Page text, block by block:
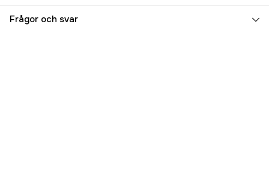
Referensnummer 3000036765
Frågor och svar